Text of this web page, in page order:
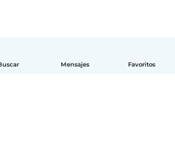
Mensajes Favoritos